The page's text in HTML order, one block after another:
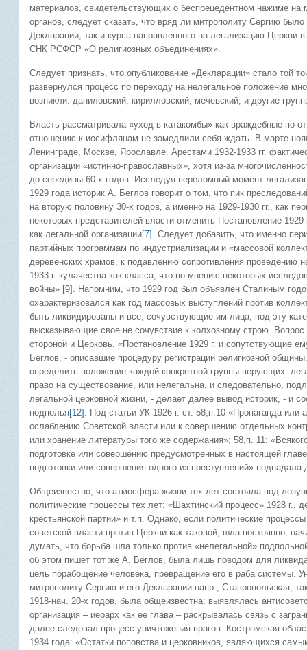
материалов, свидетельствующих о беспрецедентном нажиме на
органов, следует сказать, что вряд ли митрополиту Сергию
Декларации, так и курса направленного на легализацию
СНК РСФСР «О религиозных объединениях».
Следует признать, что опубликование «Декларации» стало той
развернулся процесс по переходу на нелегальное положение
возникли: даниловский, кирилловский, мечевский, и другие
Власть рассматривала «уход в катакомбы» как враждебные по
отношению к иосифлянам не замедлили себя ждать. В марте-
Ленинграде, Москве, Ярославле. Арестами 1932-1933 гг.
организации «истинно-православных», хотя из-за
до середины 60-х годов. Исследуя переломный момент
1929 года историк А. Беглов говорит о том, что пик
на вторую половину 30-х годов, а именно на 1929-1930 гг., как
некоторых представителей власти отменить Постановление
как легальной организации[7] . Следует добавить, что именно
партийных программам по индустриализации и «массовой
деревенских храмов, к подавлению сопротивления проведению
1933 г. кулачества как класса, что по мнению некоторых
войны» [9] . Напомним, что 1929 год был объявлен Сталиным
охарактеризовался как год массовых выступлений против
быть ликвидированы и все, сочувствующие им лица, под эту
высказывающие свое не сочувствие к колхозному строю.
стороной и Церковь. «Постановление 1929 г. и сопутствующие
Беглов, - описавшие процедуру регистрации религиозной
определить положение каждой конкретной группы верующих:
право на существование, или нелегальна, и следовательно,
легальной церковной жизни, - делает далее вывод историк, - и
подполья [12] . Под статьи УК 1926 г. ст. 58,п.10 «Пропаганда
ослаблению Советской власти или к совершению отдельных
или хранение литературы того же содержания»; 58,п. 11:
подготовке или совершению предусмотренных в настоящей
подготовки или совершения одного из преступлений» подпадала
Общеизвестно, что атмосфера жизни тех лет состояла под
политические процессы тех лет: «Шахтинский процесс» 1928 г.,
крестьянской партии» и т.п. Однако, если политические
советской власти против Церкви как таковой, шла постоянно,
думать, что борьба шла только против «нелегальной»
об этом пишет тот же А. Беглов, была лишь поводом для
цель порабощение человека, превращение его в раба системы.
митрополиту Сергию и его Декларации напр., Ставропольская,
1918-нач. 20-х годов, была общеизвестна: выявлялась
организация – иерарх как ее глава – раскрывалась связь с
далее следовал процесс уничтожения врагов. Костромская
1934 года: «Остатки поповства и церковников, являющихся